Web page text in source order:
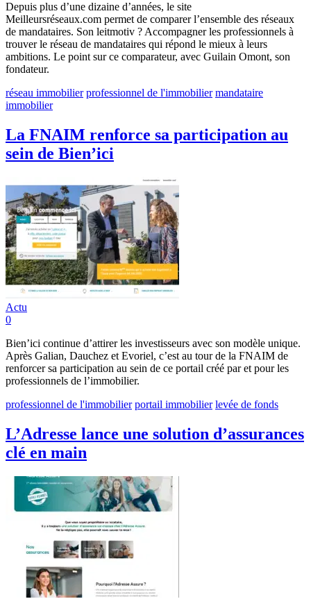
Depuis plus d’une dizaine d’années, le site
Meilleursréseaux.com permet de comparer l’ensemble des réseaux
de mandataires. Son leitmotiv ? Accompagner les professionnels à
trouver le réseau de mandataires qui répond le mieux à leurs
ambitions. Le point sur ce comparateur, avec Guilain Omont, son
fondateur.
réseau immobilier professionnel de l'immobilier mandataire
immobilier
La FNAIM renforce sa participation au
sein de Bien’ici
Actu
0
Bien’ici continue d’attirer les investisseurs avec son modèle unique.
Après Galian, Dauchez et Evoriel, c’est au tour de la FNAIM de
renforcer sa participation au sein de ce portail créé par et pour les
professionnels de l’immobilier.
professionnel de l'immobilier portail immobilier levée de fonds
L’Adresse lance une solution d’assurances
clé en main